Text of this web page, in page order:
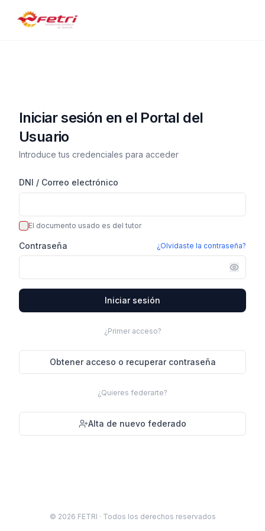
Iniciar sesión en el Portal del
Usuario
Introduce tus credenciales para acceder
DNI / Correo electrónico
El documento usado es del tutor
Contraseña ¿Olvidaste la contraseña?
Iniciar sesión
¿Primer acceso?
Obtener acceso o recuperar contraseña
¿Quieres federarte?
Alta de nuevo federado
© 2026 FETRI · Todos los derechos reservados